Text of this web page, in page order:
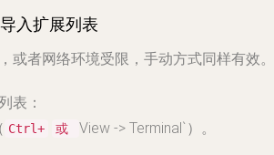
入扩展列表
或者网络环境受限，手动方式同样有效。
表：
Ctrl+ 或 View -> Terminal`）。